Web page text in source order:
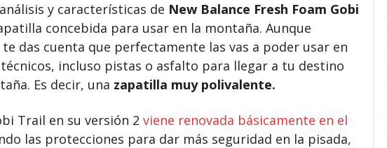
y características de New Balance Fresh Foam Gobi
concebida para usar en la montaña. Aunque
das cuenta que perfectamente las vas a poder usar en
incluso pistas o asfalto para llegar a tu destino
Es decir, una zapatilla muy polivalente.
Trail en su versión 2 viene renovada básicamente en el
las protecciones para dar más seguridad en la pisada,